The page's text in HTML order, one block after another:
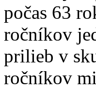
počas 63
ročníkov
prilieb v
ročníkov